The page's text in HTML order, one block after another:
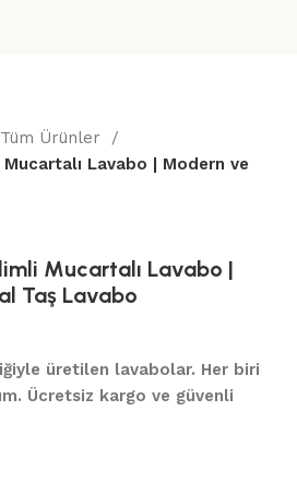
Tüm Ürünler
Lavabo | Modern ve
Mucartalı Lavabo |
Taş Lavabo
üretilen lavabolar. Her biri
Ücretsiz kargo ve güvenli